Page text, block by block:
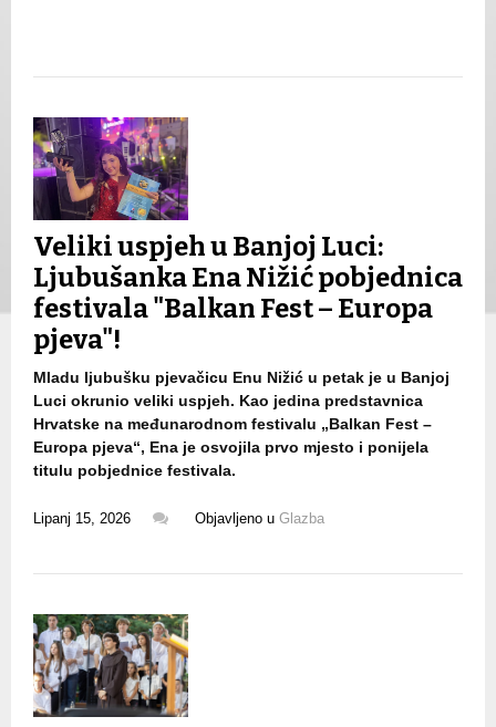
Veliki uspjeh u Banjoj Luci:
Ljubušanka Ena Nižić pobjednica
festivala "Balkan Fest – Europa
pjeva"!
Mladu ljubušku pjevačicu Enu Nižić u petak je u Banjoj
Luci okrunio veliki uspjeh. Kao jedina predstavnica
Hrvatske na međunarodnom festivalu „Balkan Fest –
Europa pjeva“, Ena je osvojila prvo mjesto i ponijela
titulu pobjednice festivala.
Lipanj 15, 2026 Objavljeno u Glazba